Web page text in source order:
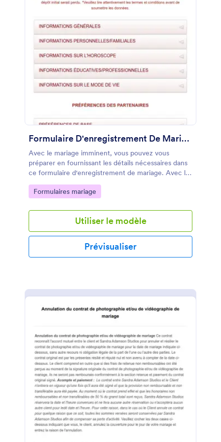
Formulaire D'enregistrement De Mariage
Avec le mariage imminent, vous pouvez vous
préparer en fournissant les détails nécessaires dans
ce formulaire d'enregistrement de mariage. Avec la
soumission d'un formulaire rempli qui est
indispensable pour aller plus loin, vous avez besoin
mariage qui recueille toutes les informations
pertinentes. Personnalisez votre modèle
d'enregistrement de mariage pour inclure des
sections sur les informations générales, personnelles
et professionnelles, en fonction de vos besoins. De
d'avance sur le processus de création de formulaire
d'enregistrement de mariage ou recommencez à
Go to Category:
Formulaires mariage
Utiliser le modèle
Prévisualiser